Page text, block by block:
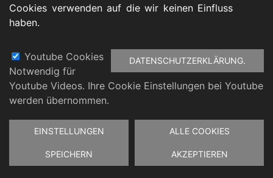
Cookies verwenden auf die wir keinen Einfluss
haben.
DATENSCHUTZERKLÄRUNG.
Youtube Cookies
Notwendig für
Youtube Videos. Ihre Cookie Einstellungen bei Youtube
werden übernommen.
EINSTELLUNGEN
SPEICHERN
ALLE COOKIES
AKZEPTIEREN
Zustimmung
zurückziehen